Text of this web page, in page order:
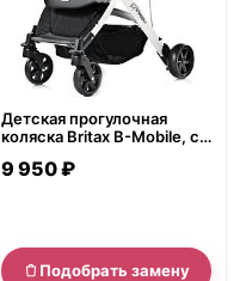
Детская прогулочная
коляска Britax B-Mobile, с
9 950 ₽
Подобрать замену